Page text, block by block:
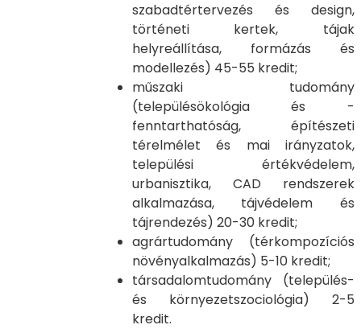
szabadtértervezés és design,
történeti kertek, tájak
helyreállítása, formázás és
modellezés) 45-55 kredit;
műszaki tudomány
(településökológia és -
fenntarthatóság, építészeti
térelmélet és mai irányzatok,
települési értékvédelem,
urbanisztika, CAD rendszerek
alkalmazása, tájvédelem és
tájrendezés) 20-30 kredit;
agrártudomány (térkompozíciós
növényalkalmazás) 5-10 kredit;
társadalomtudomány (település-
és környezetszociológia) 2-5
kredit.